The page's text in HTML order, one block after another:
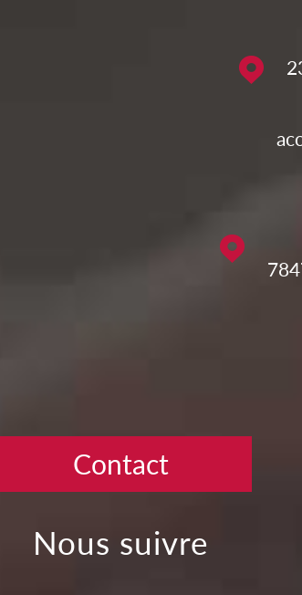
Contact
Nous suivre